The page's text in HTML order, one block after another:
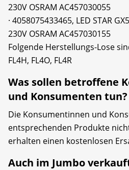
230V OSRAM AC457030055
· 4058075433465, LED STAR
230V OSRAM AC457030155
Folgende Herstellungs-Lose
FL4H, FL4O, FL4R
Was sollen betroffene
und Konsumenten tun?
Die Konsumentinnen und
entsprechenden Produkte
erhalten einen kostenlosen
Auch im Jumbo